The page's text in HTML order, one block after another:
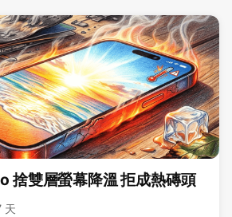
捨雙層螢幕降溫 拒成熱磚頭
天